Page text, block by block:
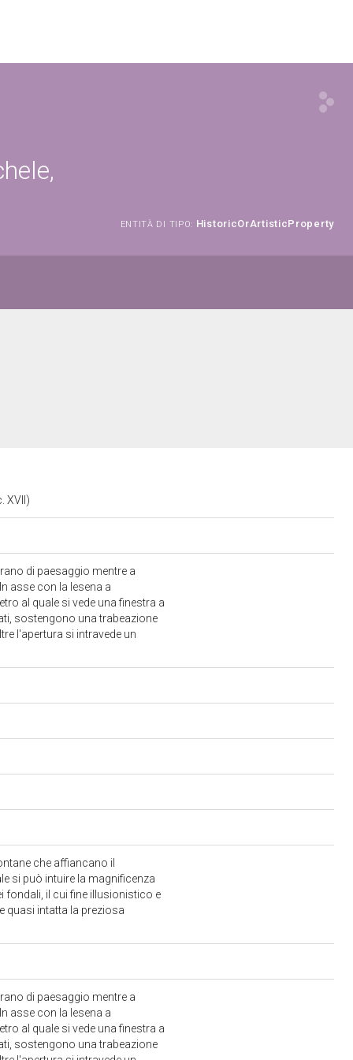
ENTITÀ DI TIPO: HistoricOrArtisticProperty
XVII)
di paesaggio mentre a
asse con la lesena a
al quale si vede una finestra a
sostengono una trabeazione
l'apertura si intravede un
che affiancano il
si può intuire la magnificenza
fondali, il cui fine illusionistico e
quasi intatta la preziosa
di paesaggio mentre a
asse con la lesena a
al quale si vede una finestra a
sostengono una trabeazione